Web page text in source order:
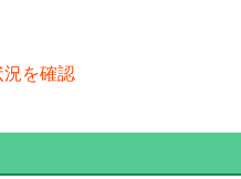
況を確認